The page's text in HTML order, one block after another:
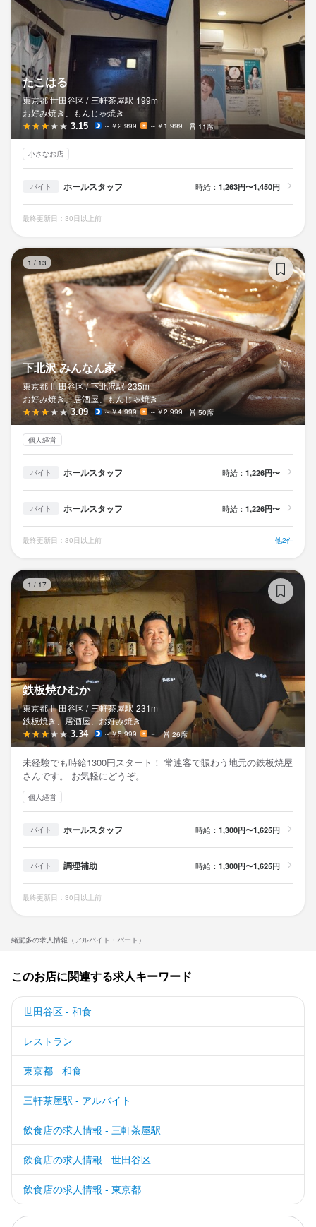
緒駕多の求人情報（アルバイト・パート）
たこはる
東京都 世田谷区 / 三軒茶屋駅 199m
お好み焼き、もんじゃ焼き
3.15 ～￥2,999 ～￥1,999 11席
小さなお店
バイト ホールスタッフ 時給： 1,263円〜1,450円
最終更新日：30日以上前
1 / 13
下北沢 みんなん家
東京都 世田谷区 / 下北沢駅 235m
お好み焼き、居酒屋、もんじゃ焼き
3.09 ～￥4,999 ～￥2,999 50席
個人経営
バイト ホールスタッフ 時給： 1,226円〜
バイト ホールスタッフ 時給： 1,226円〜
最終更新日：30日以上前 他2件
1 / 17
鉄板焼ひむか
東京都 世田谷区 / 三軒茶屋駅 231m
鉄板焼き、居酒屋、お好み焼き
3.34 ～￥5,999 － 26席
未経験でも時給1300円スタート！ 常連客で賑わう地元の鉄板焼屋
さんです。 お気軽にどうぞ。
個人経営
バイト ホールスタッフ 時給： 1,300円〜1,625円
バイト 調理補助 時給： 1,300円〜1,625円
最終更新日：30日以上前
このお店に関連する求人キーワード
世田谷区 - 和食
レストラン
東京都 - 和食
三軒茶屋駅 - アルバイト
飲食店の求人情報 - 三軒茶屋駅
飲食店の求人情報 - 世田谷区
飲食店の求人情報 - 東京都